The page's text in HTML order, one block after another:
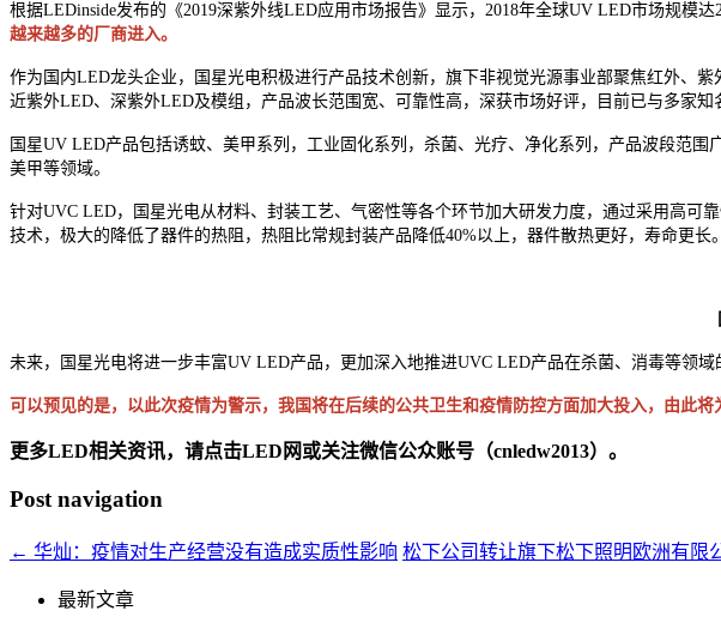
根据LEDinside发布的《2019深紫外线LED应用市场报告》显示，2018年全球UV LED市场规模
越来越多的厂商进入。
作为国内LED龙头企业，国星光电积极进行产品技术创新，旗下非视觉光源事业部聚焦红外、
近紫外LED、深紫外LED及模组，产品波长范围宽、可靠性高，深获市场好评，目前已与多家知
国星UV LED产品包括诱蚊、美甲系列，工业固化系列，杀菌、光疗、净化系列，产品波段范
美甲等领域。
针对UVC LED，国星光电从材料、封装工艺、气密性等各个环节加大研发力度，通过采用高可
技术，极大的降低了器件的热阻，热阻比常规封装产品降低40%以上，器件散热更好，寿命更
未来，国星光电将进一步丰富UV LED产品，更加深入地推进UVC LED产品在杀菌、消毒等领
可以预见的是，以此次疫情为警示，我国将在后续的公共卫生和疫情防控方面加大投入，由此将
更多LED相关资讯，请点击LED网或关注微信公众账号（cnledw2013）。
Post navigation
← 华灿：疫情对生产经营没有造成实质性影响 松下公司转让旗下松下照明欧洲有限
最新文章